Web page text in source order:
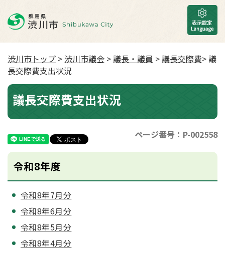
渋川市トップ > 渋川市議会 >議長・議員 >議長交際費> 議
長交際費支出状況
議長交際費支出状況
ページ番号：P-002558
令和8年度
令和8年7月分
令和8年6月分
令和8年5月分
令和8年4月分